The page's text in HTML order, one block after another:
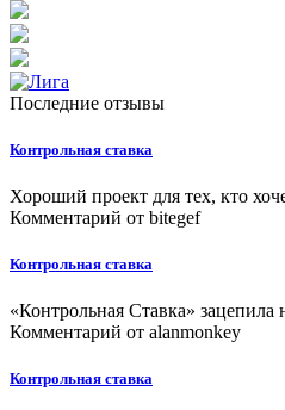
Последние отзывы
Контрольная ставка
Хороший проект для тех, кто
Комментарий от bitegef
Контрольная ставка
«Контрольная Ставка»
Комментарий от alanmonkey
Контрольная ставка